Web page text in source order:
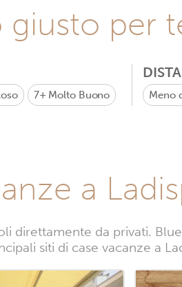
giusto per
7+ Molto Buono Meno
a
direttamente da privati.
siti di case vacanze a